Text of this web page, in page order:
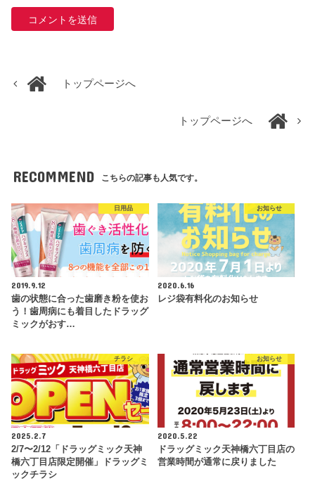
トップページへ
トップページへ
RECOMMEND こちらの記事も人気です。
日用品
2019.9.12
歯の状態に合った歯磨き粉を使お
う！歯周病にも着目したドラッグ
ミックがおす…
お知らせ
2020.6.16
レジ袋有料化のお知らせ
チラシ
2025.2.7
2/7〜2/12「ドラッグミック天神
橋六丁目店限定開催」ドラッグミ
ックチラシ
お知らせ
2020.5.22
ドラッグミック天神橋六丁目店の
営業時間が通常に戻りました